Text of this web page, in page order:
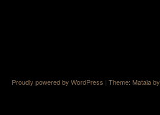
Proudly powered by WordPress | Theme: Matala by